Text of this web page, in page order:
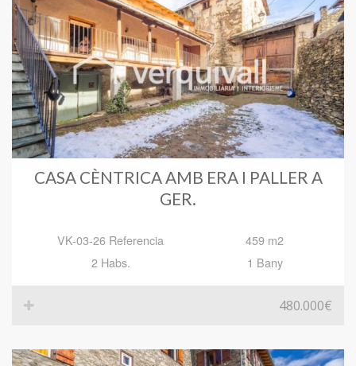
CASA CÈNTRICA AMB ERA I PALLER A
GER.
VK-03-26 Referencia
459 m2
2 Habs.
1 Bany
480.000€